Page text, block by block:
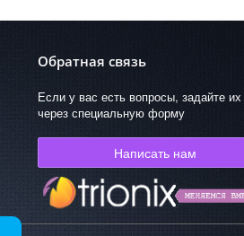
Обратная связь
Если у вас есть вопросы, задайте их
через специальную форму
Написать нам